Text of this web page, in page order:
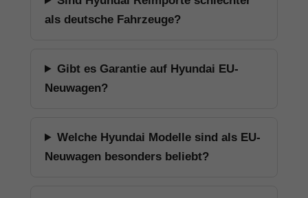
als deutsche Fahrzeuge?
Gibt es Garantie auf Hyundai EU-
Neuwagen?
Welche Hyundai Modelle sind als EU-
Neuwagen besonders beliebt?